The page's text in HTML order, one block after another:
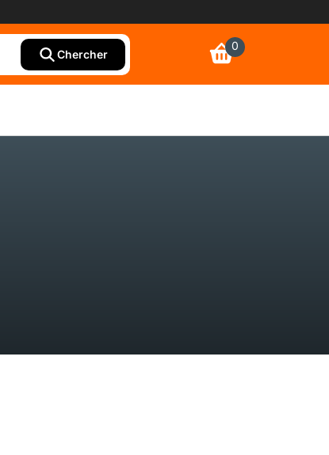
Chercher
0